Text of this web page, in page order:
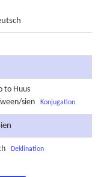
to Huus
sien
Konjugation
Deklination